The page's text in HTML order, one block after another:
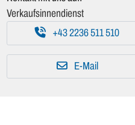
Verkaufsinnendienst
+43 2236 511 510
E-Mail